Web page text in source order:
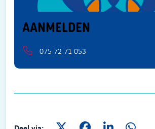
AANMELDEN
075 72 71 053